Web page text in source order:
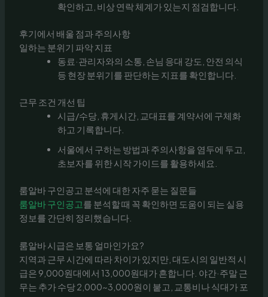
확인하고, 비상 연락 체계가 있는지 점검합니다.
후기에서 배울 점과 주의사항
일하는 분위기 파악 지표
동료·관리자와의 소통, 손님 응대 강도, 안전 의식
등 현장 분위기를 판단하는 지표를 확인합니다.
근무 조건 개선 팁
시급/수당, 휴게시간, 교대표를 계약서에 구체화
하고 기록합니다.
서울에서 구하는 방법과 주의사항을 염두에 두고,
초보자를 위한 시작 가이드를 활용하세요.
룸알바 구인공고 분석에 대한 자주 묻는 질문들
룸알바 구인공고를 분석할 때 꼭 확인하면 도움이 되는 실용
정보를 간단히 정리했습니다.
룸알바 시급은 보통 얼마인가요?
지역과 근무 시간에 따라 차이가 있지만, 대도시의 일반적 시
급은 9,000원대에서 13,000원대가 흔합니다. 야간·주말 근
무는 추가 수당 2,000~3,000원이 붙고, 교통비나 식대가 포